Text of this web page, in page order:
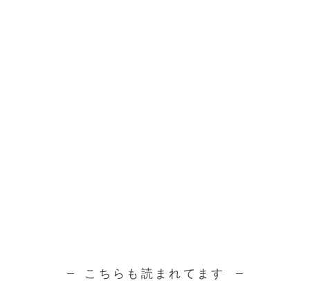
こちらも読まれてます